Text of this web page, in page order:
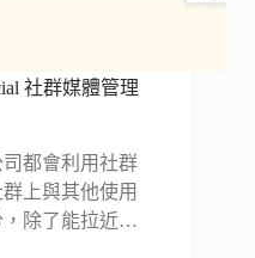
社群媒體管理
都會利用社群
上與其他使用
，除了能拉近…